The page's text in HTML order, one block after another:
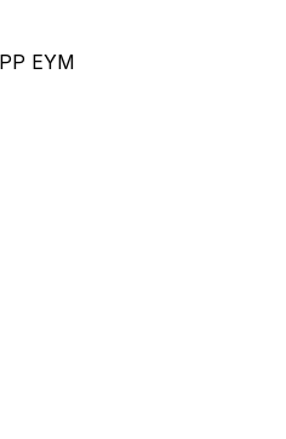
EYM